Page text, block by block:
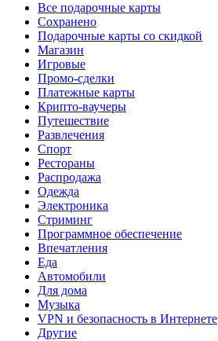
Все подарочные карты
Сохранено
Подарочные карты со скидкой
Магазин
Игровые
Промо-сделки
Платежные карты
Крипто-ваучеры
Путешествие
Развлечения
Спорт
Рестораны
Распродажа
Одежда
Электроника
Стриминг
Программное обеспечение
Впечатления
Еда
Автомобили
Для дома
Музыка
VPN и безопасность в Интернете
Другие